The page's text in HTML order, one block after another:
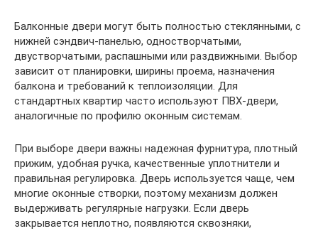
Балконные двери могут быть полностью стеклянными, с
нижней сэндвич-панелью, одностворчатыми,
двустворчатыми, распашными или раздвижными. Выбор
зависит от планировки, ширины проема, назначения
балкона и требований к теплоизоляции. Для
стандартных квартир часто используют ПВХ-двери,
аналогичные по профилю оконным системам.
При выборе двери важны надежная фурнитура, плотный
прижим, удобная ручка, качественные уплотнители и
правильная регулировка. Дверь используется чаще, чем
многие оконные створки, поэтому механизм должен
выдерживать регулярные нагрузки. Если дверь
закрывается неплотно, появляются сквозняки,